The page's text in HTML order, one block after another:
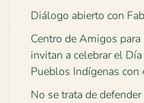
Diálogo abierto con
Centro de Amigos
invitan a celebrar el
Pueblos Indígenas con
No se trata de